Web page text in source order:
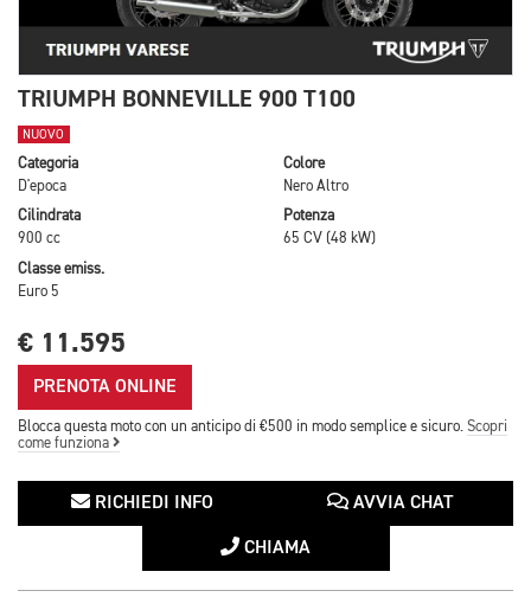
TRIUMPH BONNEVILLE 900 T100
NUOVO
Categoria
D'epoca
Colore
Nero Altro
Cilindrata
900 cc
Potenza
65 CV (48 kW)
Classe emiss.
Euro 5
€ 11.595
PRENOTA ONLINE
Blocca questa moto con un anticipo di €500 in modo semplice e sicuro. Scopri
come funziona
RICHIEDI INFO AVVIA CHAT
CHIAMA